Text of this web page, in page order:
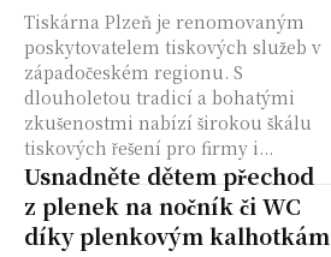
Tiskárna Plzeň je renomovaným
poskytovatelem tiskových služeb v
západočeském regionu. S
dlouholetou tradicí a bohatými
zkušenostmi nabízí širokou škálu
tiskových řešení pro firmy i...
Usnadněte dětem přechod
z plenek na nočník či WC
díky plenkovým kalhotkám